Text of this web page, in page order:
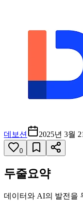
데보션 2025년 3월
0
두줄요약
데이터와 AI의 발전을